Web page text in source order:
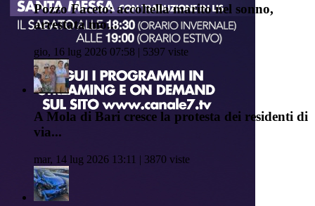
Pozzo Faceto: accoltella marito nel sonno,
arrestata mo...
gio, 16 lug 2026 07:58 | 5397 viste
A Mola di Bari cresce la protesta dei residenti di
via...
mar, 14 lug 2026 13:11 | 3870 viste